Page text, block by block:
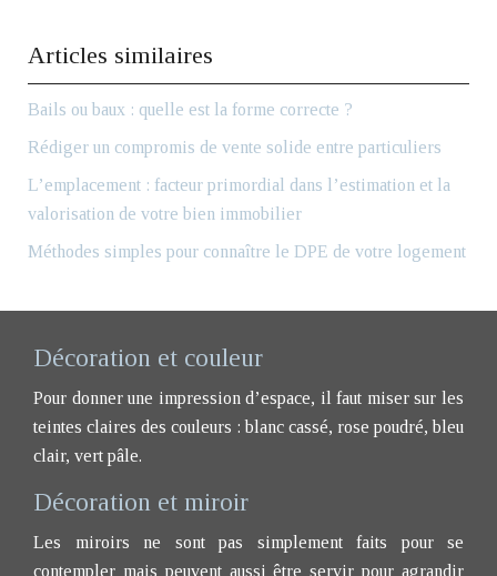
Articles similaires
Bails ou baux : quelle est la forme correcte ?
Rédiger un compromis de vente solide entre particuliers
L’emplacement : facteur primordial dans l’estimation et la
valorisation de votre bien immobilier
Méthodes simples pour connaître le DPE de votre logement
Décoration et couleur
Pour donner une impression d’espace, il faut miser sur les
teintes claires des couleurs : blanc cassé, rose poudré, bleu
clair, vert pâle.
Décoration et miroir
Les miroirs ne sont pas simplement faits pour se
contempler mais peuvent aussi être servir pour agrandir